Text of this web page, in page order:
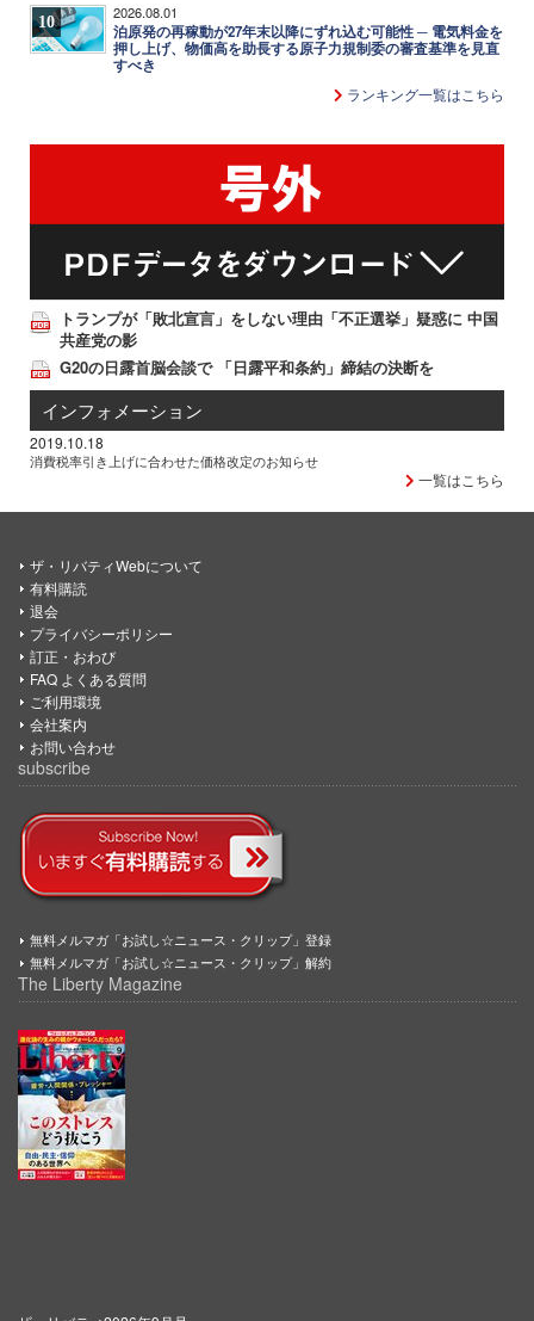
10 2026.08.01
泊原発の再稼動が27年末以降にずれ込む可能性 ─ 電気料金を
押し上げ、物価高を助長する原子力規制委の審査基準を見直
すべき
ランキング一覧はこちら
トランプが「敗北宣言」をしない理由「不正選挙」疑惑に 中国
共産党の影
G20の日露首脳会談で 「日露平和条約」締結の決断を
インフォメーション
2019.10.18
消費税率引き上げに合わせた価格改定のお知らせ
一覧はこちら
ザ・リバティWebについて
有料購読
退会
プライバシーポリシー
訂正・おわび
FAQ よくある質問
ご利用環境
会社案内
お問い合わせ
subscribe
無料メルマガ「お試し☆ニュース・クリップ」登録
無料メルマガ「お試し☆ニュース・クリップ」解約
The Liberty Magazine